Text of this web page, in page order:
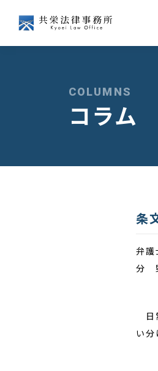
COLUMNS
コラム
条
弁
分
日
い